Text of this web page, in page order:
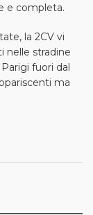
e completa.
la 2CV vi
nelle stradine
fuori dal
ma